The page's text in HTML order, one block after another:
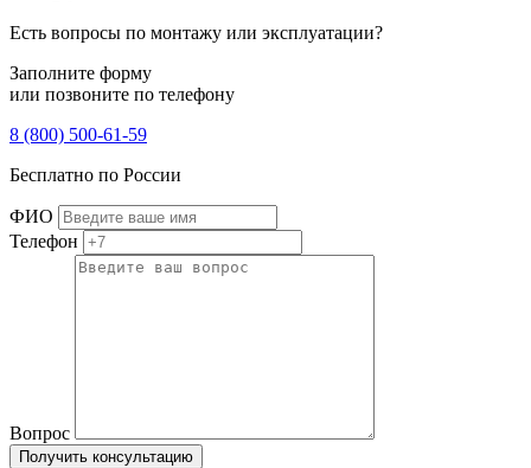
Есть вопросы по монтажу или эксплуатации?
Заполните форму
или позвоните по телефону
8 (800) 500-61-59
Бесплатно по России
ФИО
Телефон
Вопрос
Получить консультацию